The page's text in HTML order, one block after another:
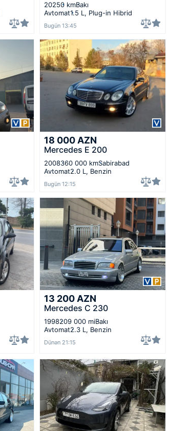
20250 kmBakı
Avtomat1.5 L, Plug-in Hibrid
Bugün 13:45
18 000 AZN
Mercedes E 200
2008360 000 kmSabirabad
Avtomat2.0 L, Benzin
Bugün 12:15
13 200 AZN
Mercedes C 230
1998209 000 miBakı
Avtomat2.3 L, Benzin
Dünən 21:15